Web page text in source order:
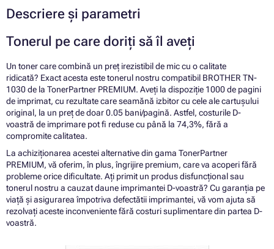
Descriere și parametri
Tonerul pe care doriți să îl aveți
Un toner care combină un preț irezistibil de mic cu o calitate
ridicată? Exact acesta este tonerul nostru compatibil BROTHER TN-
1030 de la TonerPartner PREMIUM. Aveți la dispoziție 1000 de pagini
de imprimat, cu rezultate care seamănă izbitor cu cele ale cartușului
original, la un preț de doar 0.05 bani/pagină. Astfel, costurile D-
voastră de imprimare pot fi reduse cu până la 74,3%, fără a
compromite calitatea.
La achiziționarea acestei alternative din gama TonerPartner
PREMIUM, vă oferim, în plus, îngrijire premium, care va acoperi fără
probleme orice dificultate. Ați primit un produs disfuncțional sau
tonerul nostru a cauzat daune imprimantei D-voastră? Cu garanția pe
viață și asigurarea împotriva defectătii imprimantei, vă vom ajuta să
rezolvați aceste inconveniente fără costuri suplimentare din partea D-
voastră.